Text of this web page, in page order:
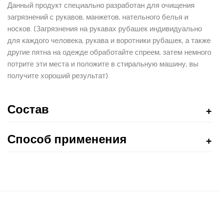
Данный продукт специально разработан для очищения
загрязнений с рукавов, манжетов, нательного белья и
носков. (Загрязнения на рукавах рубашек индивидуально
для каждого человека, рукава и воротники рубашек, а также
другие пятна на одежде обработайте спреем, затем немного
потрите эти места и положите в стиральную машину, вы
получите хороший результат).
Состав
Способ применения